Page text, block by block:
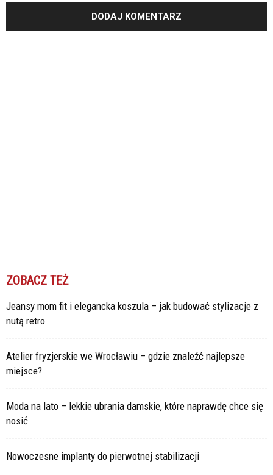
ZOBACZ TEŻ
Jeansy mom fit i elegancka koszula – jak budować stylizacje z
nutą retro
Atelier fryzjerskie we Wrocławiu – gdzie znaleźć najlepsze
miejsce?
Moda na lato – lekkie ubrania damskie, które naprawdę chce się
nosić
Nowoczesne implanty do pierwotnej stabilizacji